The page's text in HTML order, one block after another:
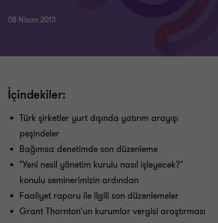
08 Nisan 2013
İçindekiler:
Türk şirketler yurt dışında yatırım arayışı
peşindeler
Bağımsız denetimde son düzenleme
"Yeni nesil yönetim kurulu nasıl işleyecek?"
konulu seminerimizin ardından
Faaliyet raporu ile ilgili son düzenlemeler
Grant Thornton'un kurumlar vergisi araştırması